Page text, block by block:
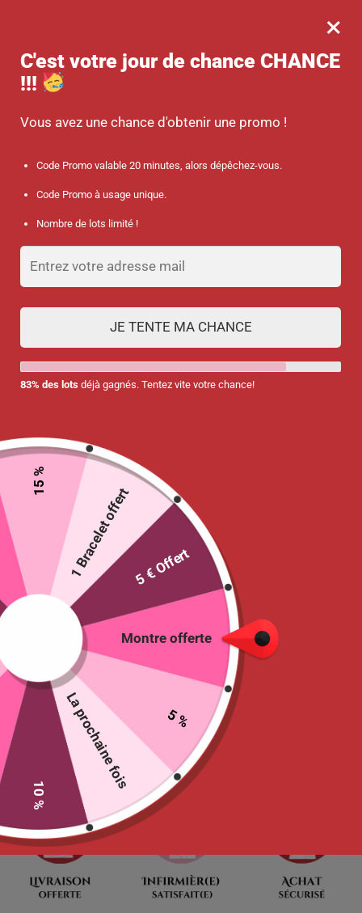
0
-10 % sur votre commande dès 45 € d’achat avec le code promo :
SANTÉ
Embout porte-badge pour tour de cou
4.90
11 en stock
Ajouter au panier
Ne tardez pas
00
Jour
: 00
Heures
09
Minutes
Il ne reste que 11 en stock, dépêchez vous
×
C'est votre jour de chance CHANCE
!!!
Vous avez une chance d'obtenir une promo !
Code Promo valable 20 minutes, alors dépêchez-vous.
Code Promo à usage unique.
Nombre de lots limité !
JE TENTE MA CHANCE
83% des lots déjà gagnés. Tentez vite votre chance!
Montre offerte
5 %
La prochaine fois
10 %
15 %
1 Bracelet offert5 € Offert